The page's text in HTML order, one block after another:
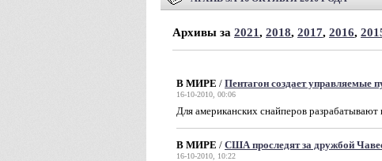
Архивы за 2021, 2018, 2017, 2016,
В МИРЕ / Пентагон создает управляемые
16-10-2010, 00:06
Для американских снайперов
В МИРЕ / США проследят за дружбой
16-10-2010, 10:22